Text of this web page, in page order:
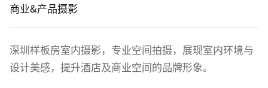
商业&产品摄影
深圳样板房室内摄影，专业空间拍摄，展现室内环境与
设计美感，提升酒店及商业空间的品牌形象。